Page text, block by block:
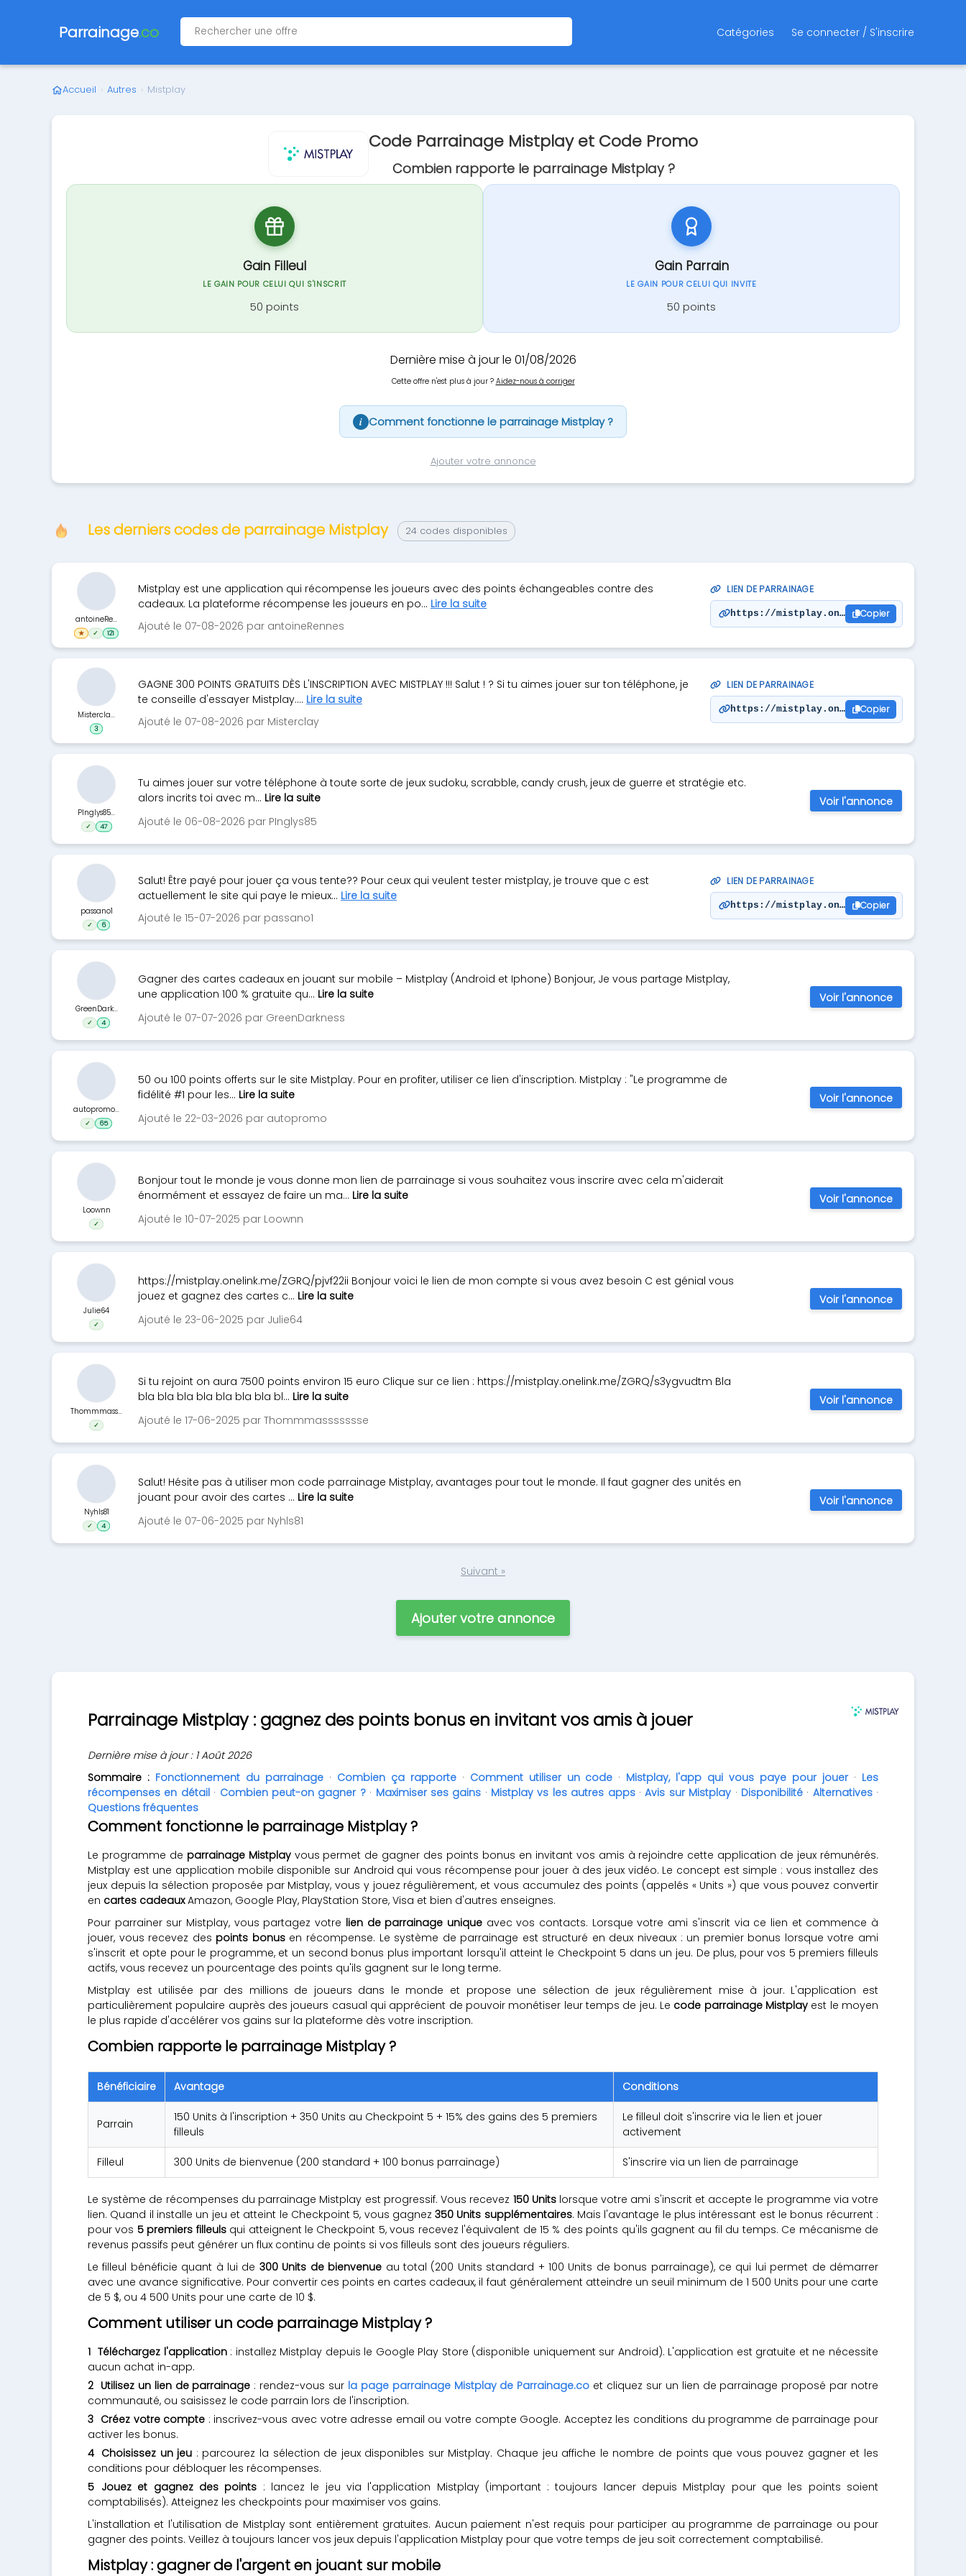
Parrainage.co Catégories Se connecter / S'inscrire
Accueil › Autres › Mistplay
Code Parrainage Mistplay et Code Promo
Combien rapporte le parrainage Mistplay ?
Gain Filleul
LE GAIN POUR CELUI QUI S'INSCRIT
50 points
Gain Parrain
LE GAIN POUR CELUI QUI INVITE
50 points
Dernière mise à jour le 01/08/2026
Cette offre n'est plus à jour ? Aidez-nous à corriger
i Comment fonctionne le parrainage Mistplay ?
Ajouter votre annonce
Les derniers codes de parrainage Mistplay 24 codes disponibles
Mistplay est une application qui récompense les joueurs avec des points échangeables contre des
cadeaux. La plateforme récompense les joueurs en po... Lire la suite
Ajouté le 07-08-2026 par antoineRennes
LIEN DE PARRAINAGE
https://mistplay.onelink.me/Copier
antoineRe...
★ ✓ 121
GAGNE 300 POINTS GRATUITS DÈS L'INSCRIPTION AVEC MISTPLAY !!! Salut ! ? Si tu aimes jouer sur ton téléphone, je
te conseille d'essayer Mistplay.... Lire la suite
Ajouté le 07-08-2026 par Misterclay
LIEN DE PARRAINAGE
https://mistplay.onelink.me/ZGRQ/yh8ytaht
Copier
Mistercla...
3
Tu aimes jouer sur votre téléphone à toute sorte de jeux sudoku, scrabble, candy crush, jeux de guerre et stratégie etc.
alors incrits toi avec m... Lire la suite
Ajouté le 06-08-2026 par PInglys85
PInglys85...
✓ 47
Voir l'annonce
Salut! Être payé pour jouer ça vous tente?? Pour ceux qui veulent tester mistplay, je trouve que c est
actuellement le site qui paye le mieux... Lire la suite
Ajouté le 15-07-2026 par passano1
LIEN DE PARRAINAGE
https://mistplay.onelink.me/ZGRQ/mum0gwxr
Copier
passano1
✓ 6
Gagner des cartes cadeaux en jouant sur mobile – Mistplay (Android et Iphone) Bonjour, Je vous partage Mistplay,
une application 100 % gratuite qu... Lire la suite
Ajouté le 07-07-2026 par GreenDarkness
GreenDark...
✓ 4
Voir l'annonce
50 ou 100 points offerts sur le site Mistplay. Pour en profiter, utiliser ce lien d'inscription. Mistplay : "Le programme de
fidélité #1 pour les... Lire la suite
Ajouté le 22-03-2026 par autopromo
autopromo...
✓ 65
Voir l'annonce
Bonjour tout le monde je vous donne mon lien de parrainage si vous souhaitez vous inscrire avec cela m'aiderait
énormément et essayez de faire un ma... Lire la suite
Ajouté le 10-07-2025 par Loownn
Loownn
✓
Voir l'annonce
https://mistplay.onelink.me/ZGRQ/pjvf22ii Bonjour voici le lien de mon compte si vous avez besoin C est génial vous
jouez et gagnez des cartes c... Lire la suite
Ajouté le 23-06-2025 par Julie64
Julie64
✓
Voir l'annonce
Si tu rejoint on aura 7500 points environ 15 euro Clique sur ce lien : https://mistplay.onelink.me/ZGRQ/s3ygvudtm Bla
bla bla bla bla bla bla bla bl... Lire la suite
Ajouté le 17-06-2025 par Thommmassssssse
Thommmass...
✓
Voir l'annonce
Salut! Hésite pas à utiliser mon code parrainage Mistplay, avantages pour tout le monde. Il faut gagner des unités en
jouant pour avoir des cartes ... Lire la suite
Ajouté le 07-06-2025 par Nyhls81
Nyhls81
✓ 4
Voir l'annonce
Suivant »
Ajouter votre annonce
Parrainage Mistplay : gagnez des points bonus en invitant vos amis à jouer
Dernière mise à jour : 1 Août 2026
Sommaire : Fonctionnement du parrainage· Combien ça rapporte· Comment utiliser un code · Mistplay, l'app qui vous paye pour jouer· Les
récompenses en détail· Combien peut-on gagner ?· Maximiser ses gains · Mistplay vs les autres apps·Avis sur Mistplay · Disponibilité· Alternatives·
Questions fréquentes
Comment fonctionne le parrainage Mistplay ?
Le programme de parrainage Mistplayvous permet de gagner des points bonus en invitant vos amis à rejoindre cette application de jeux rémunérés.
Mistplay est une application mobile disponible sur Android qui vous récompense pour jouer à des jeux vidéo. Le concept est simple : vous installez des
jeux depuis la sélection proposée par Mistplay, vous y jouez régulièrement, et vous accumulez des points (appelés « Units ») que vous pouvez convertir
en cartes cadeauxAmazon, Google Play, PlayStation Store, Visa et bien d'autres enseignes.
Pour parrainer sur Mistplay, vous partagez votre lien de parrainage uniqueavec vos contacts. Lorsque votre ami s'inscrit via ce lien et commence à
jouer, vous recevez des points bonusen récompense. Le système de parrainage est structuré en deux niveaux : un premier bonus lorsque votre ami
s'inscrit et opte pour le programme, et un second bonus plus important lorsqu'il atteint le Checkpoint 5 dans un jeu. De plus, pour vos 5 premiers filleuls
actifs, vous recevez un pourcentage des points qu'ils gagnent sur le long terme.
Mistplay est utilisée par des millions de joueurs dans le monde et propose une sélection de jeux régulièrement mise à jour. L'application est
particulièrement populaire auprès des joueurs casual qui apprécient de pouvoir monétiser leur temps de jeu. Le code parrainage Mistplay est le moyen
le plus rapide d'accélérer vos gains sur la plateforme dès votre inscription.
Combien rapporte le parrainage Mistplay ?
Bénéficiaire Avantage Conditions
Parrain
150 Units à l'inscription + 350 Units au Checkpoint 5 + 15% des gains des 5 premiers
filleuls
Le filleul doit s'inscrire via le lien et jouer
activement
Filleul 300 Units de bienvenue (200 standard + 100 bonus parrainage) S'inscrire via un lien de parrainage
Le système de récompenses du parrainage Mistplay est progressif. Vous recevez 150 Unitslorsque votre ami s'inscrit et accepte le programme via votre
lien. Quand il installe un jeu et atteint le Checkpoint 5, vous gagnez350 Units supplémentaires. Mais l'avantage le plus intéressant est le bonus récurrent :
pour vos 5 premiers filleulsqui atteignent le Checkpoint 5, vous recevez l'équivalent de 15 % des points qu'ils gagnent au fil du temps. Ce mécanisme de
revenus passifs peut générer un flux continu de points si vos filleuls sont des joueurs réguliers.
Le filleul bénéficie quant à lui de 300 Units de bienvenue au total (200 Units standard + 100 Units de bonus parrainage), ce qui lui permet de démarrer
avec une avance significative. Pour convertir ces points en cartes cadeaux, il faut généralement atteindre un seuil minimum de 1 500 Units pour une carte
de 5 $, ou 4 500 Units pour une carte de 10 $.
Comment utiliser un code parrainage Mistplay ?
Téléchargez l'application: installez Mistplay depuis le Google Play Store (disponible uniquement sur Android). L'application est gratuite et ne nécessite
aucun achat in-app.
Utilisez un lien de parrainage : rendez-vous sur la page parrainage Mistplay de Parrainage.co et cliquez sur un lien de parrainage proposé par notre
communauté, ou saisissez le code parrain lors de l'inscription.
Créez votre compte : inscrivez-vous avec votre adresse email ou votre compte Google. Acceptez les conditions du programme de parrainage pour
activer les bonus.
Choisissez un jeu : parcourez la sélection de jeux disponibles sur Mistplay. Chaque jeu affiche le nombre de points que vous pouvez gagner et les
conditions pour débloquer les récompenses.
Jouez et gagnez des points : lancez le jeu via l'application Mistplay (important : toujours lancer depuis Mistplay pour que les points soient
comptabilisés). Atteignez les checkpoints pour maximiser vos gains.
L'installation et l'utilisation de Mistplay sont entièrement gratuites. Aucun paiement n'est requis pour participer au programme de parrainage ou pour
gagner des points. Veillez à toujours lancer vos jeux depuis l'application Mistplay pour que votre temps de jeu soit correctement comptabilisé.
Mistplay : gagner de l'argent en jouant sur mobile